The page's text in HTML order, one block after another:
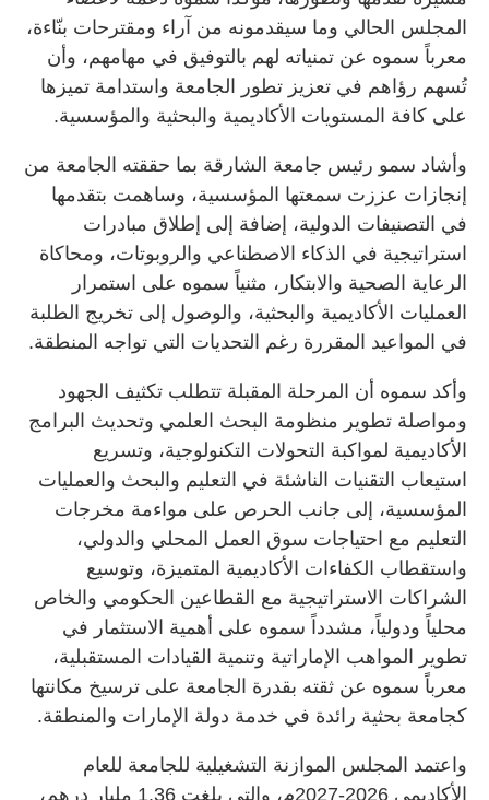
المجلس الحالي وما سيقدمونه من آراء ومقترحات بنّاءة،
معرباً سموه عن تمنياته لهم بالتوفيق في مهامهم، وأن
تُسهم رؤاهم في تعزيز تطور الجامعة واستدامة تميزها
على كافة المستويات الأكاديمية والبحثية والمؤسسية.
وأشاد سمو رئيس جامعة الشارقة بما حققته الجامعة من
إنجازات عززت سمعتها المؤسسية، وساهمت بتقدمها
في التصنيفات الدولية، إضافة إلى إطلاق مبادرات
استراتيجية في الذكاء الاصطناعي والروبوتات، ومحاكاة
الرعاية الصحية والابتكار، مثنياً سموه على استمرار
العمليات الأكاديمية والبحثية، والوصول إلى تخريج الطلبة
في المواعيد المقررة رغم التحديات التي تواجه المنطقة.
وأكد سموه أن المرحلة المقبلة تتطلب تكثيف الجهود
ومواصلة تطوير منظومة البحث العلمي وتحديث البرامج
الأكاديمية لمواكبة التحولات التكنولوجية، وتسريع
استيعاب التقنيات الناشئة في التعليم والبحث والعمليات
المؤسسية، إلى جانب الحرص على مواءمة مخرجات
التعليم مع احتياجات سوق العمل المحلي والدولي،
واستقطاب الكفاءات الأكاديمية المتميزة، وتوسيع
الشراكات الاستراتيجية مع القطاعين الحكومي والخاص
محلياً ودولياً، مشدداً سموه على أهمية الاستثمار في
تطوير المواهب الإماراتية وتنمية القيادات المستقبلية،
معرباً سموه عن ثقته بقدرة الجامعة على ترسيخ مكانتها
كجامعة بحثية رائدة في خدمة دولة الإمارات والمنطقة.
واعتمد المجلس الموازنة التشغيلية للجامعة للعام
الأكاديمي 2026-2027م، والتي بلغت 1.36 مليار درهم،